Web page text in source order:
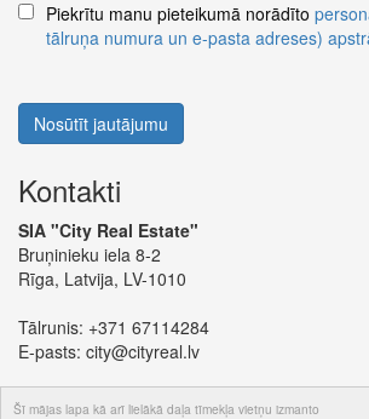
Šī mājas lapa kā arī lielākā daļa tīmekļa vietņu izmanto
Piekrītu manu pieteikumā norādīto
tālruņa numura un e-pasta adreses)
Nosūtīt jautājumu
Kontakti
SIA "City Real Estate"
Bruņinieku iela 8-2
Rīga, Latvija, LV-1010
Tālrunis: +371 67114284
E-pasts: city@cityreal.lv